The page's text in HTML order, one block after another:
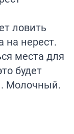
ловить
на нерест.
места для
будет
Молочный.